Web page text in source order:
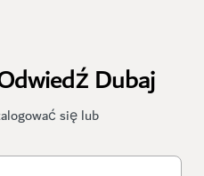
Dubaj
się lub